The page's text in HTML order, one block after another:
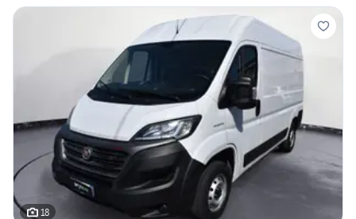
18